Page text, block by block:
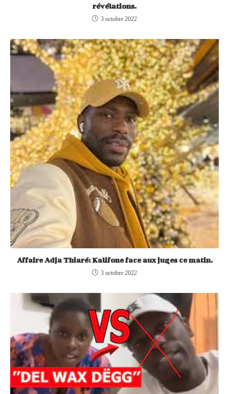
révélations.
3 octobre 2022
Affaire Adja Thiaré: Kalifone face aux juges ce matin.
3 octobre 2022